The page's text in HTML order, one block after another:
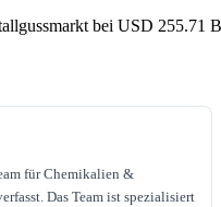
bei USD 255.71
für Chemikalien &
Das Team ist spezialisiert